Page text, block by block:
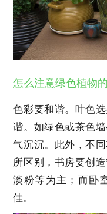
怎么注意绿色植物
色彩要和谐。叶色
谐。如绿色或茶色
气沉沉。此外，不
所区别，书房要创
淡粉等为主；而卧
佳。